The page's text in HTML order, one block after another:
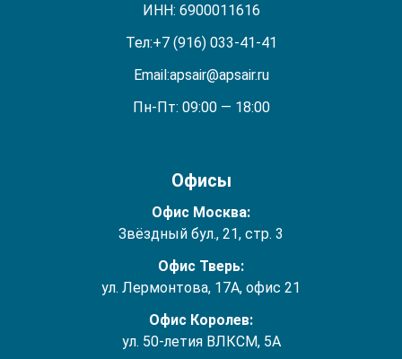
ИНН: 6900011616
Тел:+7 (916) 033-41-41
Email:apsair@apsair.ru
Пн-Пт: 09:00 — 18:00
Офисы
Офис Москва:
Звёздный бул., 21, стр. 3
Офис Тверь:
ул. Лермонтова, 17А, офис 21
Офис Королев:
ул. 50-летия ВЛКСМ, 5А